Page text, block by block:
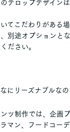
テロップデザイン
てこだわりがある
別途オプションとな
ださい。
にリーズナブルなの
ツ制作では、企画
マン、フードコー